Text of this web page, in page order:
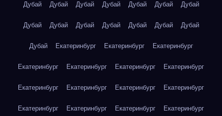
Дубай Дубай Дубай Дубай Дубай Дубай Дубай
Дубай Дубай Дубай Дубай Дубай Дубай Дубай
Дубай Екатеринбург Екатеринбург Екатеринбург
Екатеринбург Екатеринбург Екатеринбург Екатеринбург
Екатеринбург Екатеринбург Екатеринбург Екатеринбург
Екатеринбург Екатеринбург Екатеринбург Екатеринбург